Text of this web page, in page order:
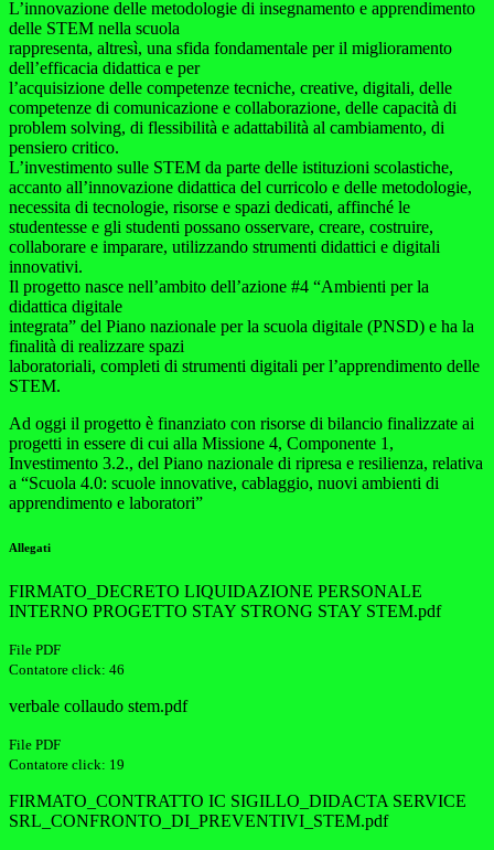
L’innovazione delle metodologie di insegnamento e apprendimento
delle STEM nella scuola
rappresenta, altresì, una sfida fondamentale per il miglioramento
dell’efficacia didattica e per
l’acquisizione delle competenze tecniche, creative, digitali, delle
competenze di comunicazione e collaborazione, delle capacità di
problem solving, di flessibilità e adattabilità al cambiamento, di
pensiero critico.
L’investimento sulle STEM da parte delle istituzioni scolastiche,
accanto all’innovazione didattica del curricolo e delle metodologie,
necessita di tecnologie, risorse e spazi dedicati, affinché le
studentesse e gli studenti possano osservare, creare, costruire,
collaborare e imparare, utilizzando strumenti didattici e digitali
innovativi.
Il progetto nasce nell’ambito dell’azione #4 “Ambienti per la
didattica digitale
integrata” del Piano nazionale per la scuola digitale (PNSD) e ha la
finalità di realizzare spazi
laboratoriali, completi di strumenti digitali per l’apprendimento delle
STEM.
Ad oggi il progetto è finanziato con risorse di bilancio finalizzate ai
progetti in essere di cui alla Missione 4, Componente 1,
Investimento 3.2., del Piano nazionale di ripresa e resilienza, relativa
a “Scuola 4.0: scuole innovative, cablaggio, nuovi ambienti di
apprendimento e laboratori”
Allegati
FIRMATO_DECRETO LIQUIDAZIONE PERSONALE
INTERNO PROGETTO STAY STRONG STAY STEM.pdf
File PDF
Contatore click: 46
verbale collaudo stem.pdf
File PDF
Contatore click: 19
FIRMATO_CONTRATTO IC SIGILLO_DIDACTA SERVICE
SRL_CONFRONTO_DI_PREVENTIVI_STEM.pdf